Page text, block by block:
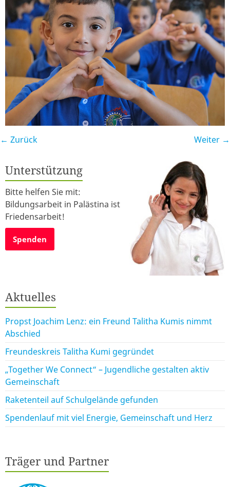
← Zurück Weiter →
Unterstützung
Bitte helfen Sie mit:
Bildungsarbeit in Palästina ist
Friedensarbeit!
Spenden
Aktuelles
Propst Joachim Lenz: ein Freund Talitha Kumis nimmt
Abschied
Freundeskreis Talitha Kumi gegründet
„Together We Connect“ – Jugendliche gestalten aktiv
Gemeinschaft
Raketenteil auf Schulgelände gefunden
Spendenlauf mit viel Energie, Gemeinschaft und Herz
Träger und Partner